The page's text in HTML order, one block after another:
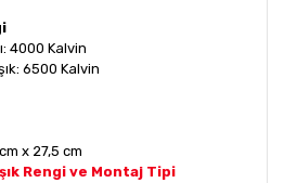
4000 Kalvin
6500 Kalvin
x 27,5 cm
Rengi ve Montaj Tipi